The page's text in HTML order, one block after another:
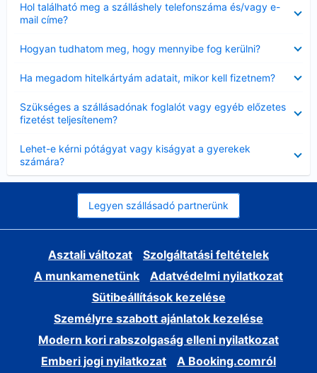
Hol található meg a szálláshely telefonszáma és/vagy e-
mail címe?
Hogyan tudhatom meg, hogy mennyibe fog kerülni?
Ha megadom hitelkártyám adatait, mikor kell fizetnem?
Szükséges a szállásadónak foglalót vagy egyéb előzetes
fizetést teljesítenem?
Lehet-e kérni pótágyat vagy kiságyat a gyerekek
számára?
Legyen szállásadó partnerünk
Asztali változat
Szolgáltatási feltételek
A munkamenetünk
Adatvédelmi nyilatkozat
Sütibeállítások kezelése
Személyre szabott ajánlatok kezelése
Modern kori rabszolgaság elleni nyilatkozat
Emberi jogi nyilatkozat
A Booking.comról